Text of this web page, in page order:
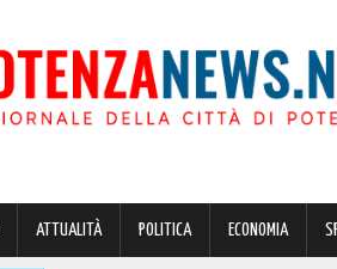
ATTUALITÀ POLITICA ECONOMIA